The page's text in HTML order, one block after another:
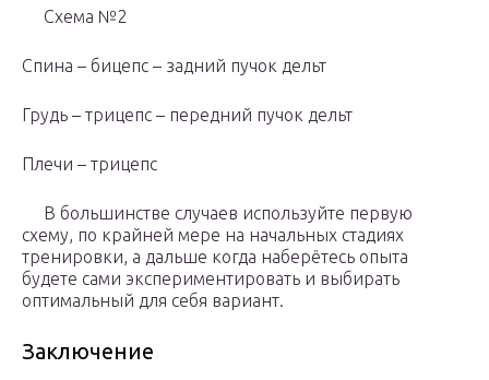
Схема №2
Спина – бицепс – задний пучок дельт
Грудь – трицепс – передний пучок дельт
Плечи – трицепс
В большинстве случаев используйте первую
схему, по крайней мере на начальных стадиях
тренировки, а дальше когда наберётесь опыта
будете сами экспериментировать и выбирать
оптимальный для себя вариант.
Заключение